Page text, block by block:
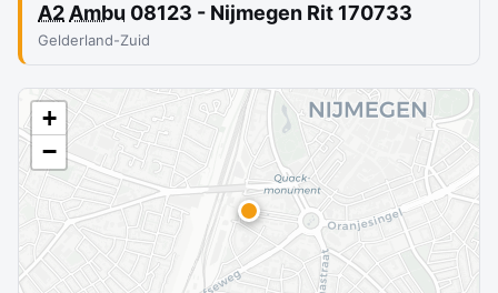
A2 Ambu 08123 - Nijmegen Rit 170733
Gelderland-Zuid
+
−